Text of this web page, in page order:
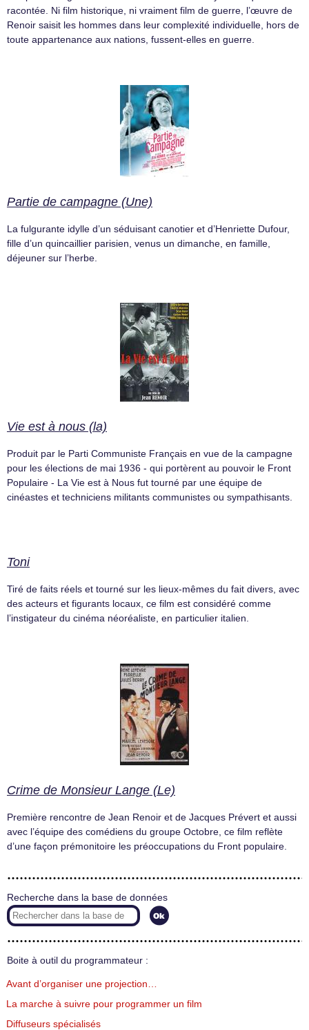
racontée. Ni film historique, ni vraiment film de guerre, l’œuvre de
Renoir saisit les hommes dans leur complexité individuelle, hors de
toute appartenance aux nations, fussent-elles en guerre.
Partie de campagne (Une)
La fulgurante idylle d’un séduisant canotier et d’Henriette Dufour,
fille d’un quincaillier parisien, venus un dimanche, en famille,
déjeuner sur l’herbe.
Vie est à nous (la)
Produit par le Parti Communiste Français en vue de la campagne
pour les élections de mai 1936 - qui portèrent au pouvoir le Front
Populaire - La Vie est à Nous fut tourné par une équipe de
cinéastes et techniciens militants communistes ou sympathisants.
Toni
Tiré de faits réels et tourné sur les lieux-mêmes du fait divers, avec
des acteurs et figurants locaux, ce film est considéré comme
l’instigateur du cinéma néoréaliste, en particulier italien.
Crime de Monsieur Lange (Le)
Première rencontre de Jean Renoir et de Jacques Prévert et aussi
avec l’équipe des comédiens du groupe Octobre, ce film reflète
d’une façon prémonitoire les préoccupations du Front populaire.
Recherche dans la base de données
Boite à outil du programmateur :
Avant d’organiser une projection…
La marche à suivre pour programmer un film
Diffuseurs spécialisés